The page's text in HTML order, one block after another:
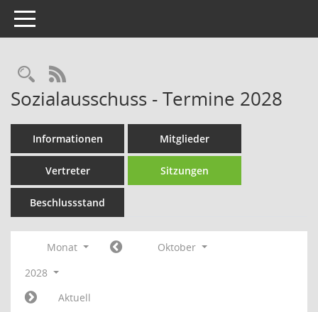
Toggle navigation
Rechercheauswahl
RSS-Feed
Sozialausschuss - Termine 2028
Informationen Mitglieder
Vertreter Sitzungen
Beschlussstand
Monat
Oktober
2028
Aktuell